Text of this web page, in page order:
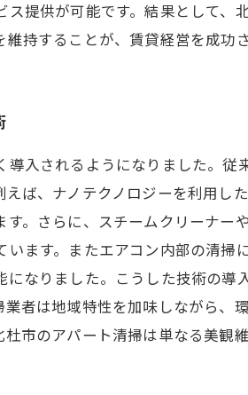
提供が可能です。結果として
持することが、賃貸経営を成功
入されるようになりました。
ば、ナノテクノロジーを利用し
。さらに、スチームクリーナ
ます。またエアコン内部の清掃
なりました。こうした技術の
者は地域特性を加味しながら、
市のアパート清掃は単なる美観